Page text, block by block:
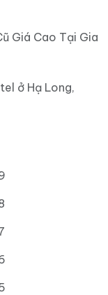
Giá Cao Tại Gia
ở Hạ Long,